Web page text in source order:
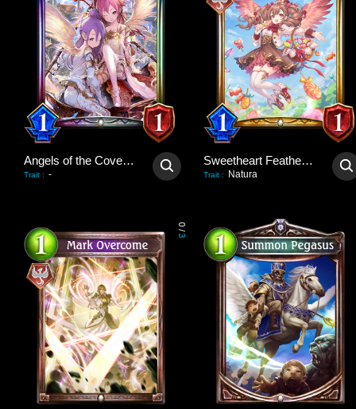
Angels of the Covenant
Trait : -
Sweetheart Featherfolk
Trait : Natura
0
/
3